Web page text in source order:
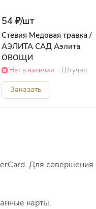
54 ₽/шт
Стевия Медовая травка /
АЭЛИТА САД Аэлита
ОВОЩИ
Нет в наличии Штучно
Заказать
Для совершения
карты.